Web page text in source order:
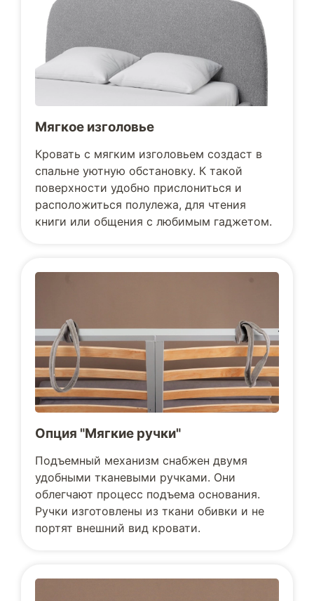
Мягкое изголовье
Кровать с мягким изголовьем создаст в
спальне уютную обстановку. К такой
поверхности удобно прислониться и
расположиться полулежа, для чтения
книги или общения с любимым гаджетом.
Опция "Мягкие ручки"
Подъемный механизм снабжен двумя
удобными тканевыми ручками. Они
облегчают процесс подъема основания.
Ручки изготовлены из ткани обивки и не
портят внешний вид кровати.